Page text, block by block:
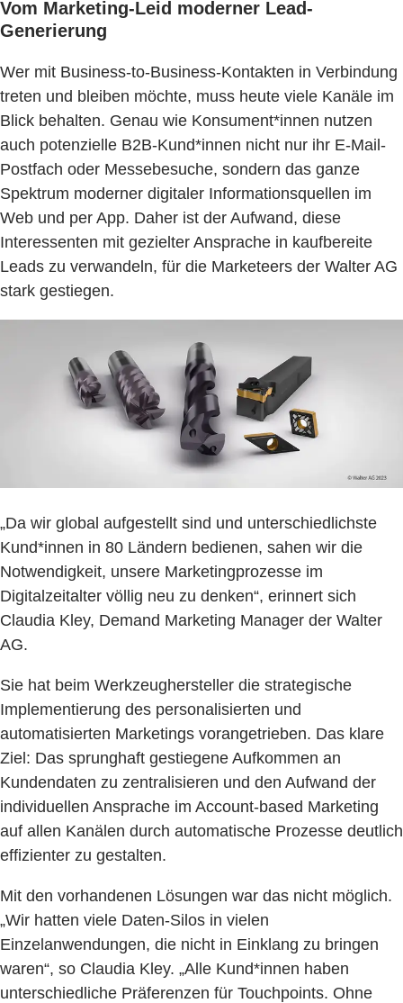
Vom Marketing-Leid moderner Lead-
Generierung
Wer mit Business-to-Business-Kontakten in Verbindung
treten und bleiben möchte, muss heute viele Kanäle im
Blick behalten. Genau wie Konsument*innen nutzen
auch potenzielle B2B-Kund*innen nicht nur ihr E-Mail-
Postfach oder Messebesuche, sondern das ganze
Spektrum moderner digitaler Informationsquellen im
Web und per App. Daher ist der Aufwand, diese
Interessenten mit gezielter Ansprache in kaufbereite
Leads zu verwandeln, für die Marketeers der Walter AG
stark gestiegen.
„Da wir global aufgestellt sind und unterschiedlichste
Kund*innen in 80 Ländern bedienen, sahen wir die
Notwendigkeit, unsere Marketingprozesse im
Digitalzeitalter völlig neu zu denken“, erinnert sich
Claudia Kley, Demand Marketing Manager der Walter
AG.
Sie hat beim Werkzeughersteller die strategische
Implementierung des personalisierten und
automatisierten Marketings vorangetrieben. Das klare
Ziel: Das sprunghaft gestiegene Aufkommen an
Kundendaten zu zentralisieren und den Aufwand der
individuellen Ansprache im Account-based Marketing
auf allen Kanälen durch automatische Prozesse deutlich
effizienter zu gestalten.
Mit den vorhandenen Lösungen war das nicht möglich.
„Wir hatten viele Daten-Silos in vielen
Einzelanwendungen, die nicht in Einklang zu bringen
waren“, so Claudia Kley. „Alle Kund*innen haben
unterschiedliche Präferenzen für Touchpoints. Ohne